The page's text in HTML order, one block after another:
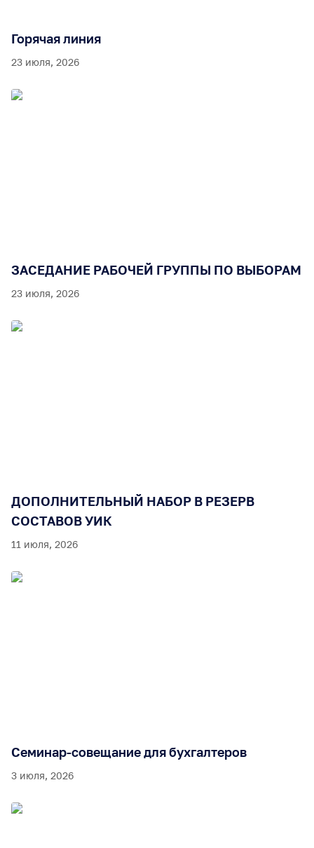
Горячая линия
23 июля, 2026
ЗАСЕДАНИЕ РАБОЧЕЙ ГРУППЫ ПО ВЫБОРАМ
23 июля, 2026
ДОПОЛНИТЕЛЬНЫЙ НАБОР В РЕЗЕРВ
СОСТАВОВ УИК
11 июля, 2026
Семинар-совещание для бухгалтеров
3 июля, 2026